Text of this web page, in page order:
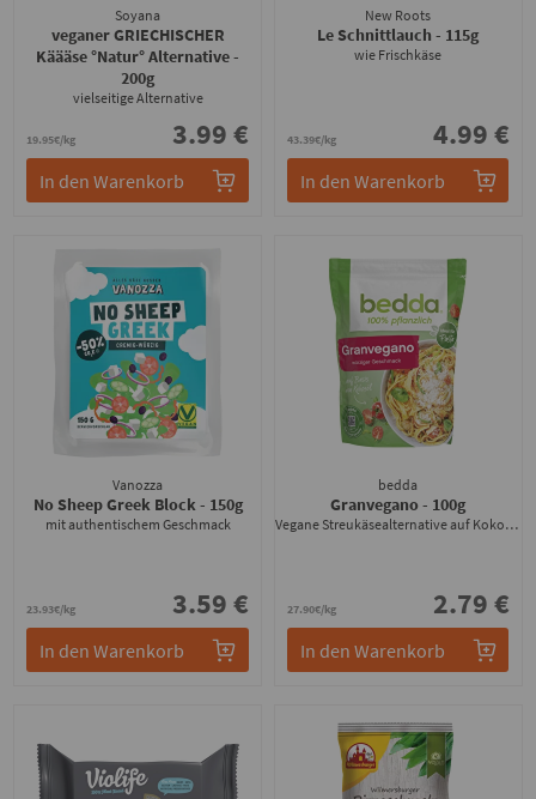
Soyana
veganer GRIECHISCHER
Käääse °Natur° Alternative-
200g
vielseitige Alternative
19.95€/kg 3.99 €
In den Warenkorb
New Roots
Le Schnittlauch- 115g
wie Frischkäse
43.39€/kg 4.99 €
In den Warenkorb
Vanozza
No Sheep Greek Block - 150g
mit authentischem Geschmack
23.93€/kg 3.59 €
In den Warenkorb
bedda
Granvegano- 100g
Vegane Streukäsealternative auf Kokosölbasis
27.90€/kg 2.79 €
In den Warenkorb